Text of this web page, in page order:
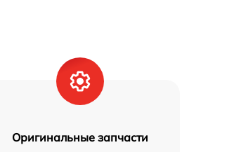
Оригинальные запчасти